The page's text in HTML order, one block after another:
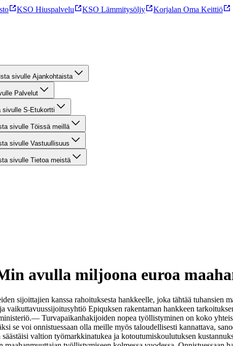
KSO Hiuspalvelu KSO Lämmitysöljy Korjalan Oma Keittiö
sivulle Ajankohtaista
Palvelut
S-Etukortti
sivulle Töissä meillä
sivulle Vastuullisuus
sivulle Tietoa meistä
avulla miljoona euroa
sijoittajien kanssa rahoituksesta hankkeelle, joka tähtää tuhansien
vaikuttavuussijoitusyhtiö Epiquksen rakentaman hankkeen
— Turvapaikanhakijoiden nopea työllistyminen on koko
se voi onnistuessaan olla meille myös taloudellisesti kannattava,
valtion työmarkkinatukea ja kotoutumiskoulutuksen